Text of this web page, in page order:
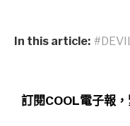
In this article:
訂閱COOL電子報